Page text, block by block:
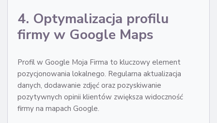
4. Optymalizacja profilu
firmy w Google Maps
Profil w Google Moja Firma to kluczowy element
pozycjonowania lokalnego. Regularna aktualizacja
danych, dodawanie zdjęć oraz pozyskiwanie
pozytywnych opinii klientów zwiększa widoczność
firmy na mapach Google.